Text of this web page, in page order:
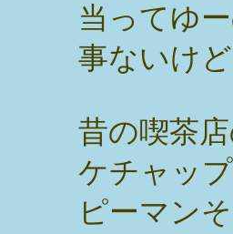
当ってゆ
事ないけ
昔の喫茶
ケチャッ
ピーマン